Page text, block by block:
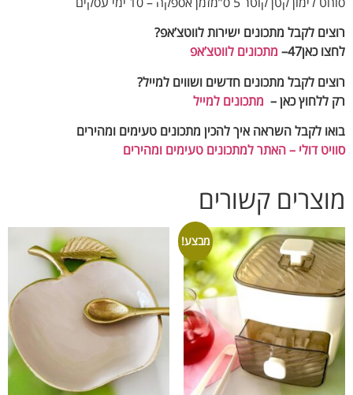
לקבל מתכונים ישירות לווטצ’אפ?
מתכונים לווטצ’אפ
לקבל מתכונים חדשים ושווים למייל?
כאן –מתכונים למייל
לקבל השראה איך להכין מתכונים טעימים ומהירים
דולי – האתר למתכונים טעימים ומהירים
קשורים
מבצע!